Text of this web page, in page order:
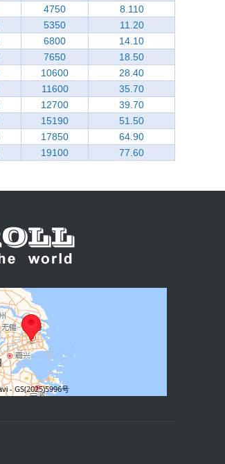
4750
8.110
5350
11.20
6800
14.10
7650
18.50
10600
28.40
11600
35.70
12700
39.70
15190
51.50
17850
64.90
19100 77.60